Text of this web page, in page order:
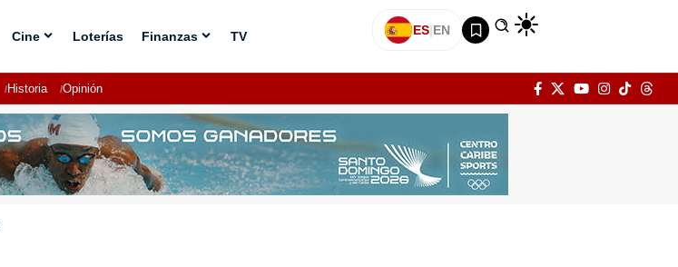
Cine Loterías Finanzas TV ES|EN
Historia Opinión